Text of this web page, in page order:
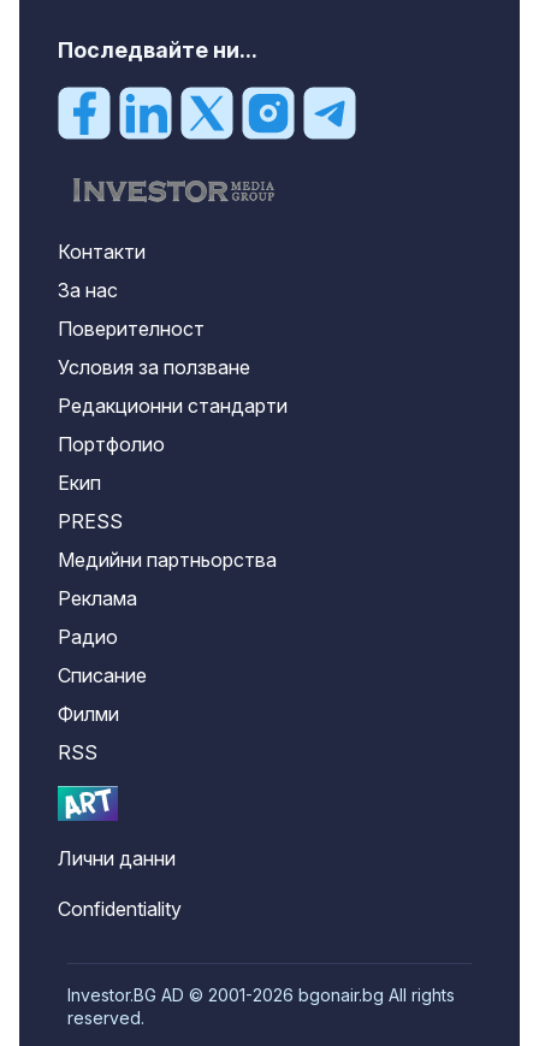
Последвайте ни...
Контакти
За нас
Поверителност
Условия за ползване
Редакционни стандарти
Портфолио
Екип
PRESS
Медийни партньорства
Реклама
Радио
Списание
Филми
RSS
Лични данни
Confidentiality
Investor.BG AD © 2001-2026 bgonair.bg All rights
reserved.